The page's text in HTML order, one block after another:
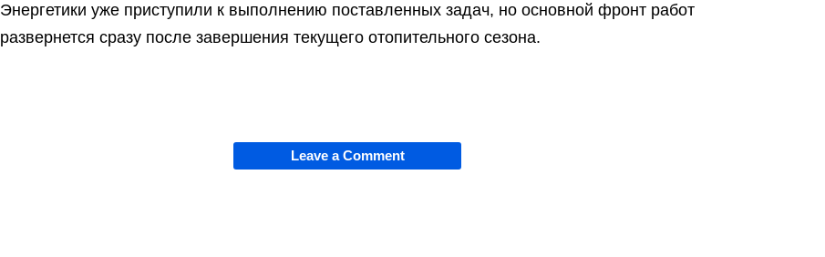
Энергетики уже приступили к выполнению поставленных задач, но основной фронт работ
развернется сразу после завершения текущего отопительного сезона.
Leave a Comment